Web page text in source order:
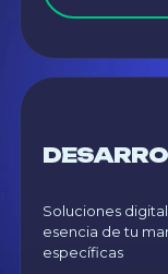
Soluciones
esencia de tu
específicas